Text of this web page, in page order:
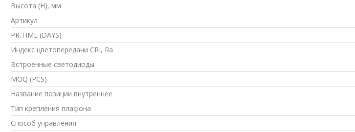
Высота (H), мм
Артикул
PR.TIME (DAYS)
Индекс цветопередачи CRI, Ra
Встроенные светодиоды
MOQ (PCS)
Название позиции внутреннее
Тип крепления плафона
Способ управления